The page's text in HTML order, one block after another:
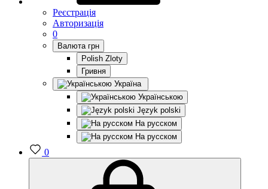
Реєстрація
Авторизація
0
Валюта грн
Polish Zloty
Гривня
Україна
Українською
Język polski
На русском
На русском
0